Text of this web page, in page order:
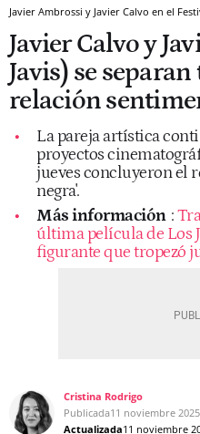
Javier Ambrossi y Javier Calvo en el
Javier Calvo y
Javis) se
relación
La pareja artística
proyectos
jueves concluyeron el
negra'.
Más información :
última película de Los
figurante que tropezó
Cristina Rodrigo
Publicada11 noviembre 2025
Actualizada11 noviembre